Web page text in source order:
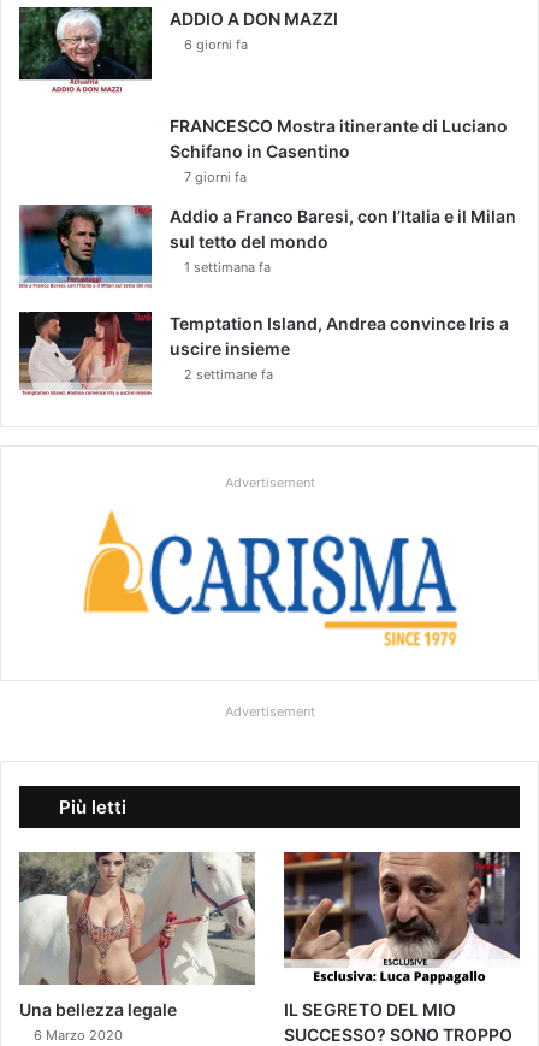
m
a
m
e
t
t
h
e
s
e
n
a
i
,
è
u
n
o
s
c
ADDIO A DON MAZZI
6 giorni fa
FRANCESCO Mostra itinerante di Luciano
Schifano in Casentino
7 giorni fa
Addio a Franco Baresi, con l’Italia e il Milan
sul tetto del mondo
1 settimana fa
Temptation Island, Andrea convince Iris a
uscire insieme
2 settimane fa
Advertisement
Advertisement
Più letti
Una bellezza legale
6 Marzo 2020
IL SEGRETO DEL MIO
SUCCESSO? SONO TROPPO